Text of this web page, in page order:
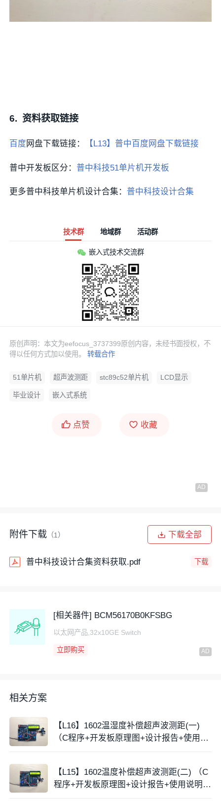
6. 资料获取链接
百度 网盘下载链接： 【L13】普中百度网盘下载链接
普中开发板区分：普中科技51单片机开发板
更多普中科技单片机设计合集：普中科技设计合集
技术群 地域群 活动群
嵌入式技术交流群
原创声明：本文为eefocus_3737399原创内容，未经书面授权，不
得以任何方式加以使用。转载合作
51单片机 超声波测距 stc89c52单片机 LCD显示
毕业设计 嵌入式系统
点赞 收藏
附件下载 （1） 下载全部
普中科技设计合集资料获取.pdf 下载
[相关器件] BCM56170B0KFSBG
以太网产品,32x10GE Switch
立即购买
相关方案
【L16】1602温湿度补偿超声波测距(一)
（C程序+开发板原理图+设计报告+使用说
【L15】1602温度补偿超声波测距(二) （C
程序+开发板原理图+设计报告+使用说明